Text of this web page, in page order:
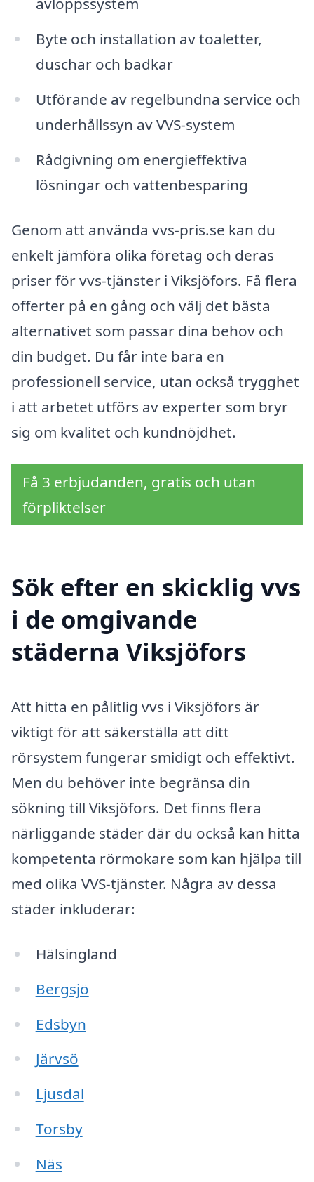
Byte och installation av toaletter,
duschar och badkar
Utförande av regelbundna service och
underhållssyn av VVS-system
Rådgivning om energieffektiva
lösningar och vattenbesparing
Genom att använda vvs-pris.se kan du
enkelt jämföra olika företag och deras
priser för vvs-tjänster i Viksjöfors. Få flera
offerter på en gång och välj det bästa
alternativet som passar dina behov och
din budget. Du får inte bara en
professionell service, utan också trygghet
i att arbetet utförs av experter som bryr
sig om kvalitet och kundnöjdhet.
Få 3 erbjudanden, gratis och utan
förpliktelser
Sök efter en skicklig vvs
i de omgivande
städerna Viksjöfors
Att hitta en pålitlig vvs i Viksjöfors är
viktigt för att säkerställa att ditt
rörsystem fungerar smidigt och effektivt.
Men du behöver inte begränsa din
sökning till Viksjöfors. Det finns flera
närliggande städer där du också kan hitta
kompetenta rörmokare som kan hjälpa till
med olika VVS-tjänster. Några av dessa
städer inkluderar:
Hälsingland
Bergsjö
Edsbyn
Järvsö
Ljusdal
Torsby
Näs